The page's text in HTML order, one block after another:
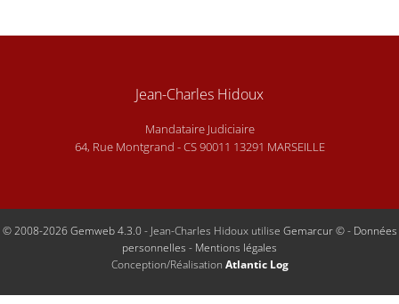
Jean-Charles Hidoux
Mandataire Judiciaire
64, Rue Montgrand - CS 90011 13291 MARSEILLE
© 2008-2026 Gemweb 4.3.0- Jean-Charles Hidoux utilise Gemarcur ©- Données
personnelles - Mentions légales
Conception/Réalisation Atlantic Log